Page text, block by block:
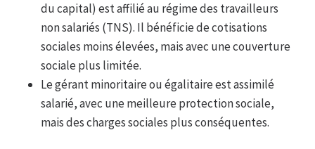
du capital) est affilié au régime des travailleurs
non salariés (TNS). Il bénéficie de cotisations
sociales moins élevées, mais avec une couverture
sociale plus limitée.
Le gérant minoritaire ou égalitaire est assimilé
salarié, avec une meilleure protection sociale,
mais des charges sociales plus conséquentes.